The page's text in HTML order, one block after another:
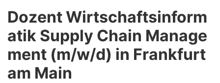
Dozent Wirtschaftsinform
atik Supply Chain Manage
ment (m/w/d) in Frankfurt
am Main